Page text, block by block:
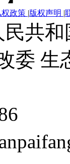
权政策 |版权声明 |
共
委 生